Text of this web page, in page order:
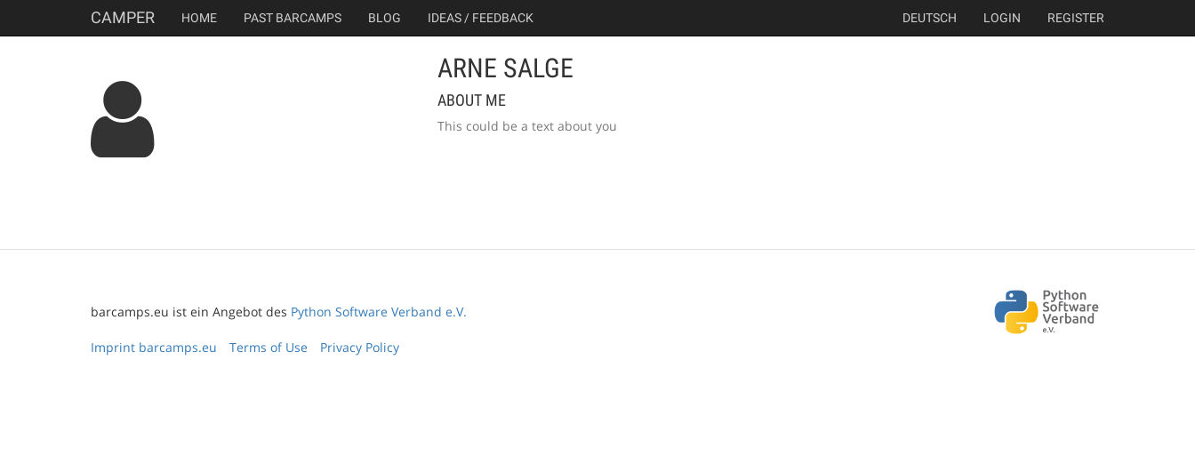
CAMPER HOME PAST BARCAMPS BLOG IDEAS / FEEDBACK DEUTSCH LOGIN REGISTER
ARNE SALGE
ABOUT ME
This could be a text about you
barcamps.eu ist ein Angebot des Python Software Verband e.V.
Imprint barcamps.eu Terms of Use Privacy Policy